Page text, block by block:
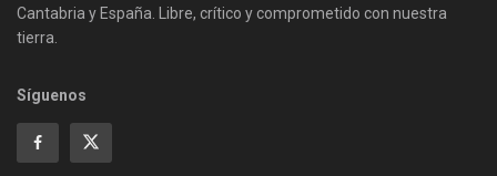
Cantabria y España. Libre, crítico y comprometido con nuestra
tierra.
Síguenos